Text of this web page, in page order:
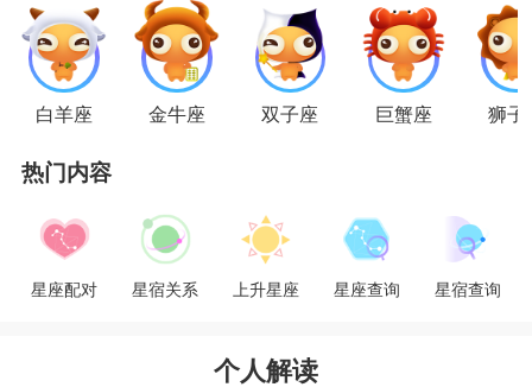
感，对于居家型的巨蟹座男生来说，射手女那种不
顾家庭的做派很让其受伤，而对于大条的射手座女
生来说，过于恋家的巨蟹男太无趣，缺乏享受生
星座乐原创文章，转载需注明出处
白羊座 金牛座 双子座 巨蟹座 狮子
热门内容
星座配对 星宿关系 上升星座 星座查询 星宿查询
个人解读